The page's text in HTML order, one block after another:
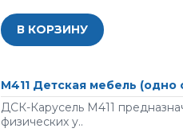
В КОРЗИНУ
М411 Детская мебель (одно
ДСК-Карусель М411
физических у..